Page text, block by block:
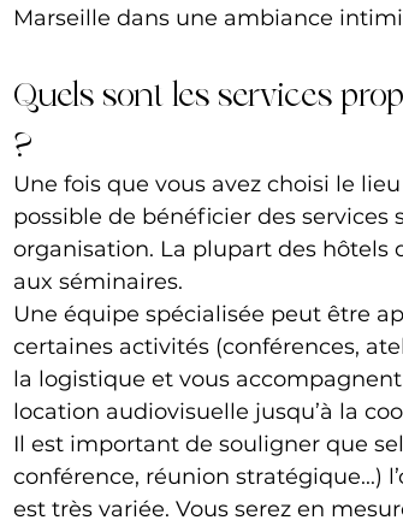
Marseille dans une ambiance
Quels sont les services
?
Une fois que vous avez choisi le
possible de bénéficier des services
organisation. La plupart des hôtels
aux séminaires.
Une équipe spécialisée peut être
certaines activités (conférences,
la logistique et vous
location audiovisuelle jusqu’à la
Il est important de souligner que
conférence, réunion stratégique...)
est très variée. Vous serez en